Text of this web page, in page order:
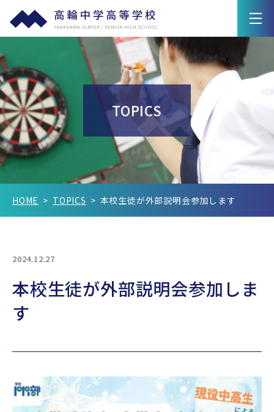
教育の特色
高輪ライフ
入試情報
在校生保護者の方へ
TOPICS
お問い合わせ
個人情報保護方針
TOPICS
HOME TOPICS 本校生徒が外部説明会参加します
2024.12.27
本校生徒が外部説明会参加しま
す